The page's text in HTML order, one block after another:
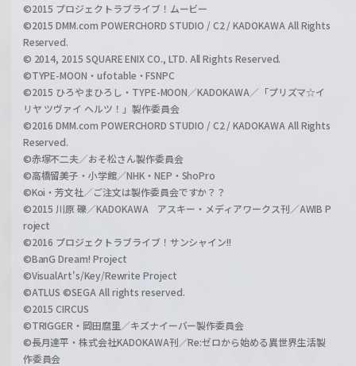
©2015 プロジェクトラブライブ！ムービー
©2015 DMM.com POWERCHORD STUDIO / C2 / KADOKAWA All Rights
Reserved.
© 2014, 2015 SQUARE ENIX CO., LTD. All Rights Reserved.
©TYPE-MOON・ufotable・FSNPC
©2015 ひろやまひろし・TYPE-MOON／KADOKAWA／「プリズマ☆イ
リヤ ツヴァイ ヘルツ！」製作委員会
©2016 DMM.com POWERCHORD STUDIO / C2 / KADOKAWA All Rights
Reserved.
©赤塚不二夫／おそ松さん製作委員会
©高橋留美子・小学館／NHK・NEP・ShoPro
©Koi・芳文社／ご注文は製作委員会ですか？？
©2015 川原 礫／KADOKAWA アスキー・メディアワークス刊／AWIB P
roject
©2016 プロジェクトラブライブ！サンシャイン!!
©BanG Dream! Project
©VisualArt's/Key/Rewrite Project
©ATLUS ©SEGA All rights reserved.
©2015 CIRCUS
©TRIGGER・岡田麿里／キズナイーバー製作委員会
©長月達平・株式会社KADOKAWA刊／Re:ゼロから始める異世界生活製
作委員会